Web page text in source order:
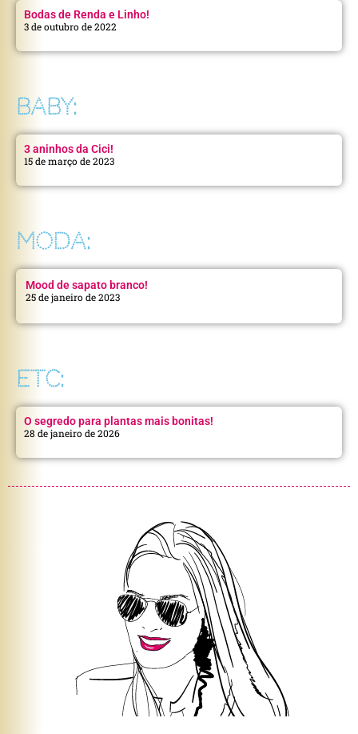
Bodas de Renda e Linho!
3 de outubro de 2022
BABY:
3 aninhos da Cici!
15 de março de 2023
MODA:
Mood de sapato branco!
25 de janeiro de 2023
ETC:
O segredo para plantas mais bonitas!
28 de janeiro de 2026